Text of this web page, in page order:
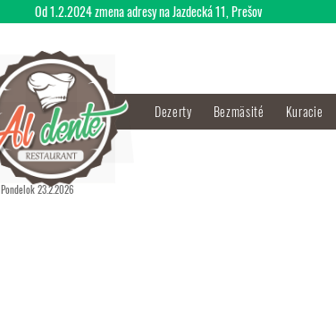
Pondelok 23.2.2026
Dezerty Bezmäsité Kuracie
Od 1.2.2024 zmena adresy na Jazdecká 11, Prešov